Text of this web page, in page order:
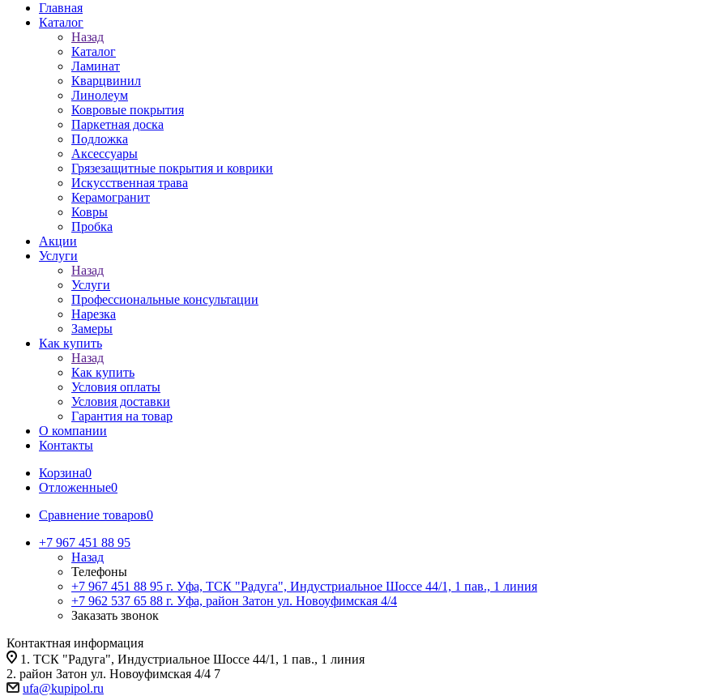
Главная
Каталог
Назад
Каталог
Ламинат
Кварцвинил
Линолеум
Ковровые покрытия
Паркетная доска
Подложка
Аксессуары
Грязезащитные покрытия и коврики
Искусственная трава
Керамогранит
Ковры
Пробка
Акции
Услуги
Назад
Услуги
Профессиональные консультации
Нарезка
Замеры
Как купить
Назад
Как купить
Условия оплаты
Условия доставки
Гарантия на товар
О компании
Контакты
Корзина0
Отложенные0
Сравнение товаров0
+7 967 451 88 95
Назад
Телефоны
+7 967 451 88 95 г. Уфа, ТСК "Радуга", Индустриальное Шоссе 44/1, 1 пав., 1 линия
+7 962 537 65 88 г. Уфа, район Затон ул. Новоуфимская 4/4
Заказать звонок
Контактная информация
1. ТСК "Радуга", Индустриальное Шоссе 44/1, 1 пав., 1 линия
2. район Затон ул. Новоуфимская 4/4 7
ufa@kupipol.ru